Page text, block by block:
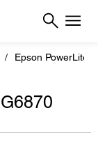
Epson PowerLite